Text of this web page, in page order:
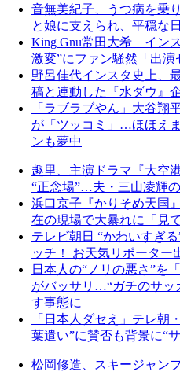
音無美紀子、うつ病を乗
と娘に支えられ、平穏な
King Gnu常田大希 イン
激変”にファン騒然「出
野呂佳代インスタ史上、
稿と連動した『水ダウ』
「ラブラブやん」大谷
が「ツッコミ」…ほほえ
ンも夢中
趣里、主演ドラマ『大空
“正念場”…夫・三山凌輝
浜口京子『かりそめ天国
在の現場で大暴れに「見
テレビ朝日 “かわいすぎ
ッチ！ お天気リポーター
日本人の“ノリの悪さ”を
がバッサリ…“ガチのサッ
す事態に
「日本人ダセえ」テレ
葉遣い”に賛否も背景に“
松岡修造、スキージャン